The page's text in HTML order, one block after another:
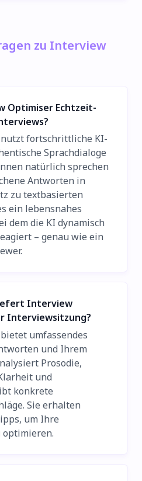
zu Interview
Optimiser Echtzeit-
fortschrittliche KI-
Sprachdialoge
natürlich sprechen
Antworten in
zu textbasierten
ein lebensnahes
dem die KI dynamisch
– genau wie ein
Interview
Interviewsitzung?
umfassendes
und Ihrem
Prosodie,
und
konkrete
Sie erhalten
um Ihre